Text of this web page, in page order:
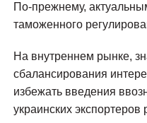
По-прежнему,
таможенного
На внутреннем рынке,
сбалансирования
избежать введения
украинских